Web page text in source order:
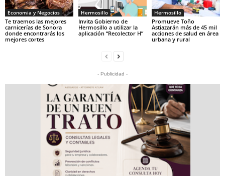
Economia y Negocios
Te traemos las mejores
carnicerías de Sonora
donde encontrarás los
mejores cortes
Hermosillo
Invita Gobierno de
Hermosillo a utilizar la
aplicación “Recolector H”
Hermosillo
Promueve Toño
Astiazarán más de 45 mil
acciones de salud en área
urbana y rural
- Publicidad -